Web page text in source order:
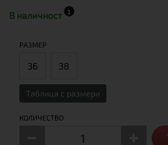
В наличност
РАЗМЕР
36 38
Таблица с размери
КОЛИЧЕСТВО